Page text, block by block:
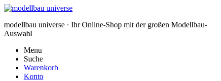
modellbau universe · Ihr Online-Shop mit der großen Modellbau-
Auswahl
Menu
Suche
Warenkorb
Konto